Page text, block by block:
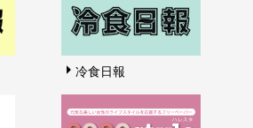
冷食日報